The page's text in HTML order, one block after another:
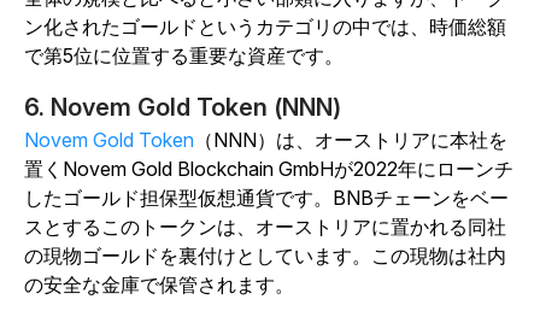
ン化されたゴールドというカテゴリの中では、時価総額
で第5位に位置する重要な資産です。
6. Novem Gold Token (NNN)
Novem Gold Token （NNN）は、オーストリアに本社を
置くNovem Gold Blockchain GmbHが2022年にローンチ
したゴールド担保型仮想通貨です。BNBチェーンをベー
スとするこのトークンは、オーストリアに置かれる同社
の現物ゴールドを裏付けとしています。この現物は社内
の安全な金庫で保管されます。